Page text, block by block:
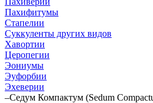
Пахифитумы
Стапелии
Суккуленты других видов
Хавортии
Церопегии
Эониумы
Эуфорбии
Эхеверии
–Седум Компактум (Sedum